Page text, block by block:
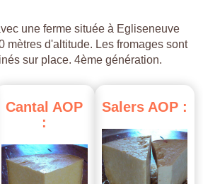
une ferme située à Egliseneuve
mètres d'altitude. Les fromages sont
sur place. 4ème génération.
Cantal AOP
:
Salers AOP :